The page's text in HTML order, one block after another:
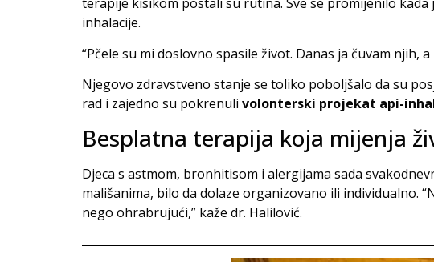
inhalacije.
“Pčele su mi doslovno spasile život. Danas ja čuvam njih,
Njegovo zdravstveno stanje se toliko poboljšalo da su
rad i zajedno su pokrenuli volonterski projekat api-
Besplatna terapija koja mijenja
Djeca s astmom, bronhitisom i alergijama sada
mališanima, bilo da dolaze organizovano ili individualno.
nego ohrabrujući,” kaže dr. Halilović.